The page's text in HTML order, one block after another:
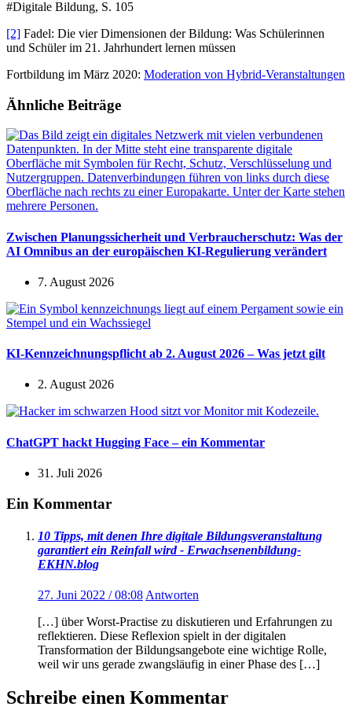
#Digitale Bildung, S. 105
[2] Fadel: Die vier Dimensionen der Bildung: Was Schülerinnen
und Schüler im 21. Jahrhundert lernen müssen
Fortbildung im März 2020: Moderation von Hybrid-Veranstaltungen
Ähnliche Beiträge
Zwischen Planungssicherheit und Verbraucherschutz: Was der
AI Omnibus an der europäischen KI-Regulierung verändert
7. August 2026
KI-Kennzeichnungspflicht ab 2. August 2026 – Was jetzt gilt
2. August 2026
ChatGPT hackt Hugging Face – ein Kommentar
31. Juli 2026
Ein Kommentar
10 Tipps, mit denen Ihre digitale Bildungsveranstaltung
garantiert ein Reinfall wird - Erwachsenenbildung-
EKHN.blog
27. Juni 2022 / 08:08 Antworten
[…] über Worst-Practise zu diskutieren und Erfahrungen zu
reflektieren. Diese Reflexion spielt in der digitalen
Transformation der Bildungsangebote eine wichtige Rolle,
weil wir uns gerade zwangsläufig in einer Phase des […]
Schreibe einen Kommentar